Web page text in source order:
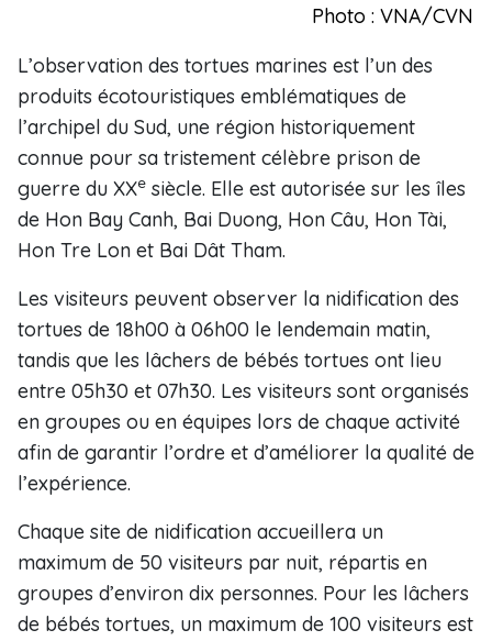
Photo : VNA/CVN
L’observation des tortues marines est l’un des
produits écotouristiques emblématiques de
l’archipel du Sud, une région historiquement
connue pour sa tristement célèbre prison de
guerre du XXe siècle. Elle est autorisée sur les îles
de Hon Bay Canh, Bai Duong, Hon Câu, Hon Tài,
Hon Tre Lon et Bai Dât Tham.
Les visiteurs peuvent observer la nidification des
tortues de 18h00 à 06h00 le lendemain matin,
tandis que les lâchers de bébés tortues ont lieu
entre 05h30 et 07h30. Les visiteurs sont organisés
en groupes ou en équipes lors de chaque activité
afin de garantir l’ordre et d’améliorer la qualité de
l’expérience.
Chaque site de nidification accueillera un
maximum de 50 visiteurs par nuit, répartis en
groupes d’environ dix personnes. Pour les lâchers
de bébés tortues, un maximum de 100 visiteurs est